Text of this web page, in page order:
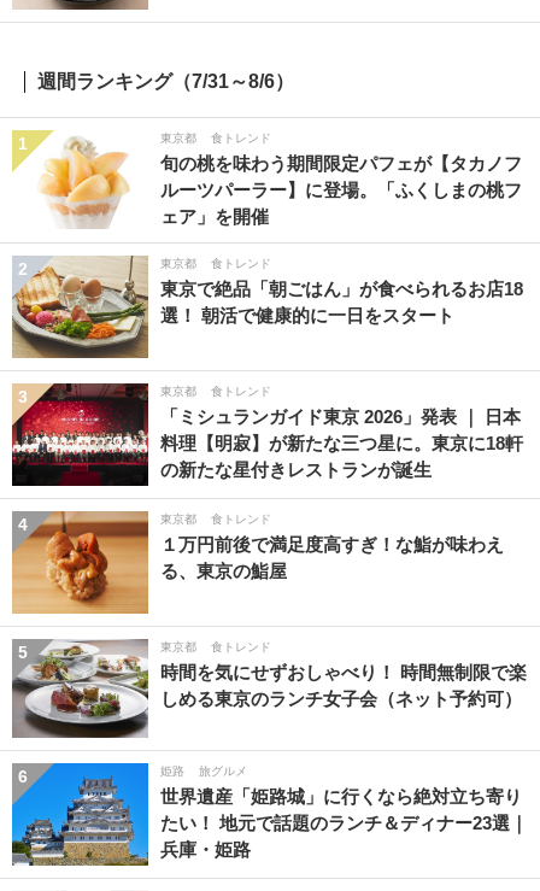
週間ランキング（7/31～8/6）
1 東京都 食トレンド
旬の桃を味わう期間限定パフェが【タカノフ
ルーツパーラー】に登場。「ふくしまの桃フ
ェア」を開催
2 東京都 食トレンド
東京で絶品「朝ごはん」が食べられるお店18
選！ 朝活で健康的に一日をスタート
3 東京都 食トレンド
「ミシュランガイド東京 2026」発表 ｜ 日本
料理【明寂】が新たな三つ星に。東京に18軒
の新たな星付きレストランが誕生
4 東京都 食トレンド
１万円前後で満足度高すぎ！な鮨が味わえ
る、東京の鮨屋
5 東京都 食トレンド
時間を気にせずおしゃべり！ 時間無制限で楽
しめる東京のランチ女子会（ネット予約可）
6 姫路 旅グルメ
世界遺産「姫路城」に行くなら絶対立ち寄り
たい！ 地元で話題のランチ＆ディナー23選｜
兵庫・姫路